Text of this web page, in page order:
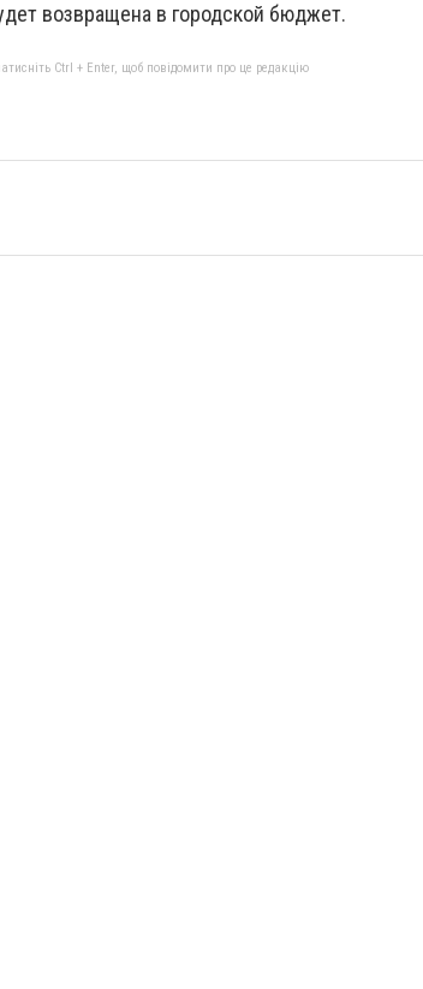
возвращена в городской бюджет.
Ctrl + Enter, щоб повідомити про це редакцію